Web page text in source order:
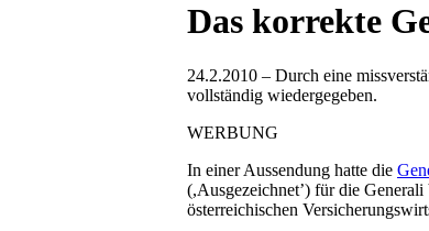
Das korrekte
24.2.2010 – Durch eine
vollständig wiedergegeben.
WERBUNG
In einer Aussendung hatte die
(,Ausgezeichnet’) für die
österreichischen